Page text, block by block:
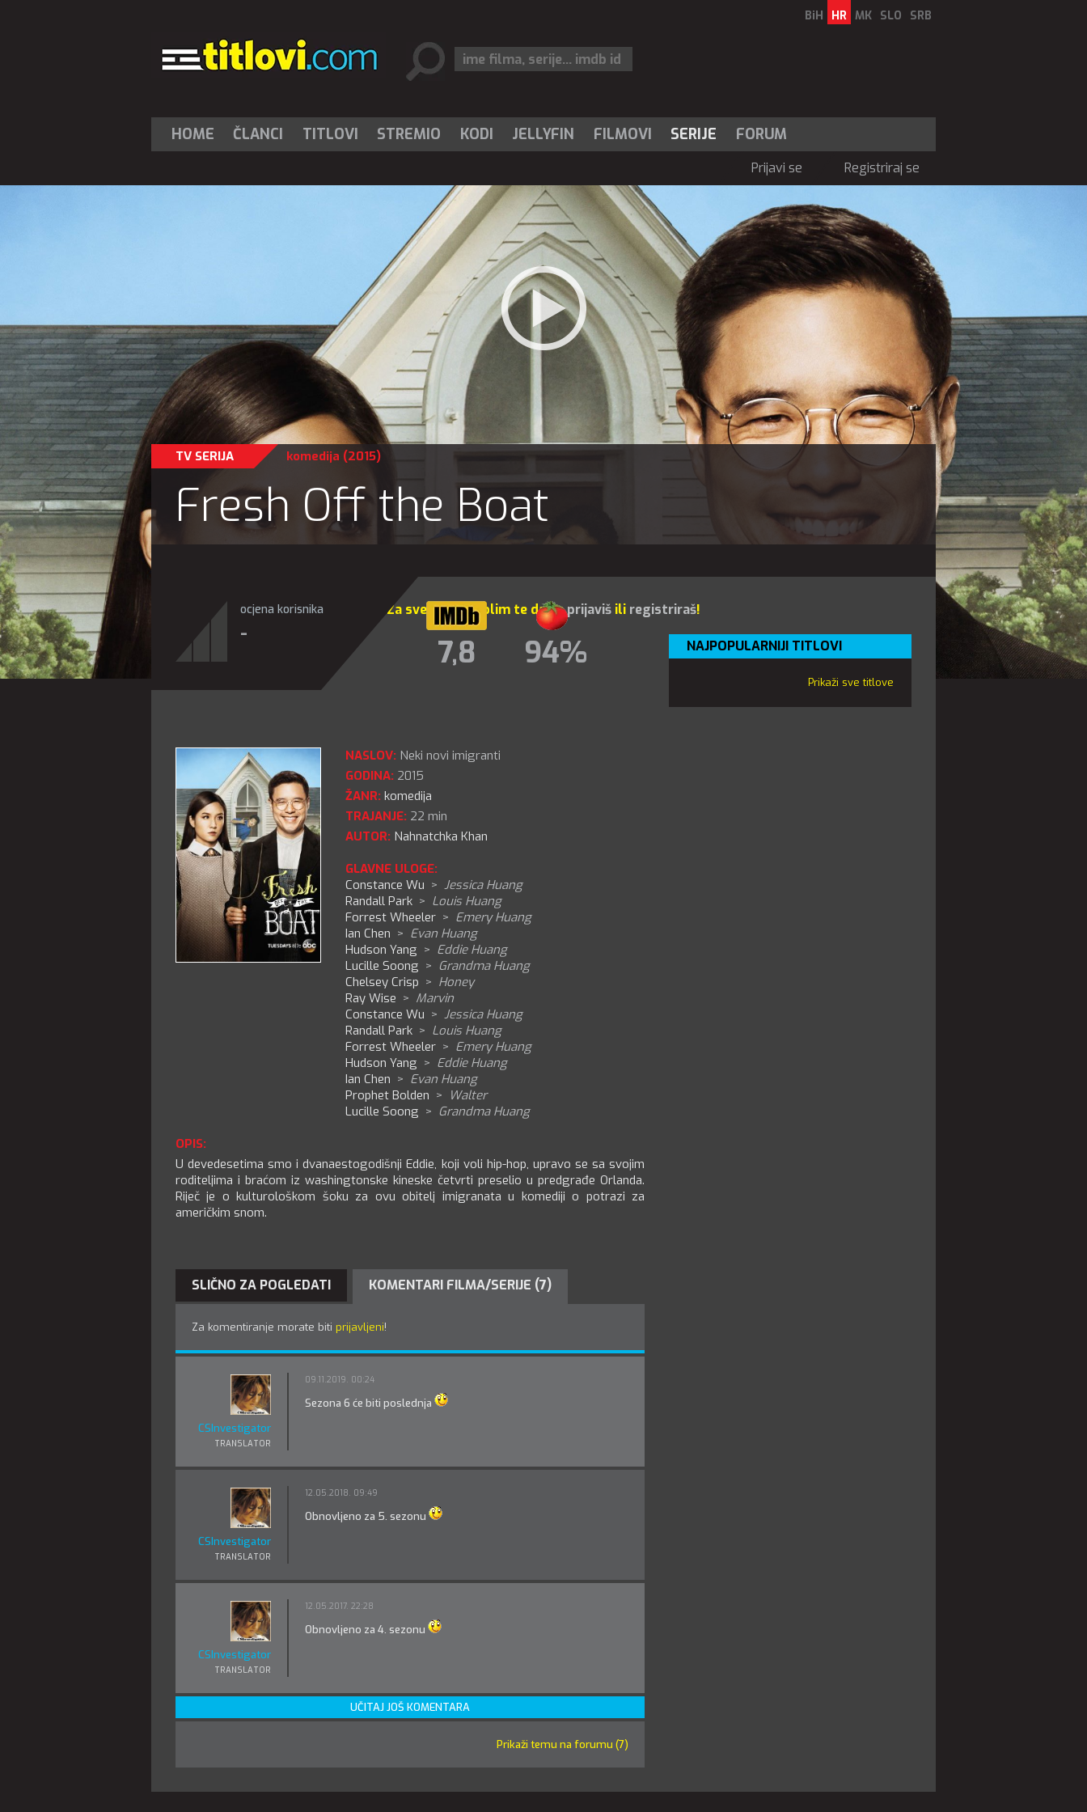
BiH HR MK SLO SRB
HOME ČLANCI TITLOVI STREMIO KODI JELLYFIN FILMOVI SERIJE FORUM
Prijavi se Registriraj se
TV SERIJA komedija (2015)
Fresh Off the Boat
Za sve opcije molim te da seprijaviš ili registriraš!
ocjena korisnika
-
7,8 94%
NASLOV: Neki novi imigranti
GODINA: 2015
ŽANR: komedija
TRAJANJE: 22 min
AUTOR: Nahnatchka Khan
GLAVNE ULOGE:
Constance Wu > Jessica Huang
Randall Park > Louis Huang
Forrest Wheeler > Emery Huang
Ian Chen > Evan Huang
Hudson Yang > Eddie Huang
Lucille Soong > Grandma Huang
Chelsey Crisp > Honey
Ray Wise > Marvin
Constance Wu > Jessica Huang
Randall Park > Louis Huang
Forrest Wheeler > Emery Huang
Hudson Yang > Eddie Huang
Ian Chen > Evan Huang
Prophet Bolden > Walter
Lucille Soong > Grandma Huang
OPIS:
U devedesetima smo i dvanaestogodišnji Eddie, koji voli hip-hop, upravo se sa svojim
roditeljima i braćom iz washingtonske kineske četvrti preselio u predgrađe Orlanda.
Riječ je o kulturološkom šoku za ovu obitelj imigranata u komediji o potrazi za
američkim snom.
SLIČNO ZA POGLEDATI KOMENTARI FILMA/SERIJE (7)
Za komentiranje morate biti prijavljeni!
CSInvestigator
TRANSLATOR
09.11.2019. 00:24
Sezona 6 će biti poslednja
CSInvestigator
TRANSLATOR
12.05.2018. 09:49
Obnovljeno za 5. sezonu
CSInvestigator
TRANSLATOR
12.05.2017. 22:28
Obnovljeno za 4. sezonu
UČITAJ JOŠ KOMENTARA
Prikaži temu na forumu (7)
NAJPOPULARNIJI TITLOVI
Prikaži sve titlove